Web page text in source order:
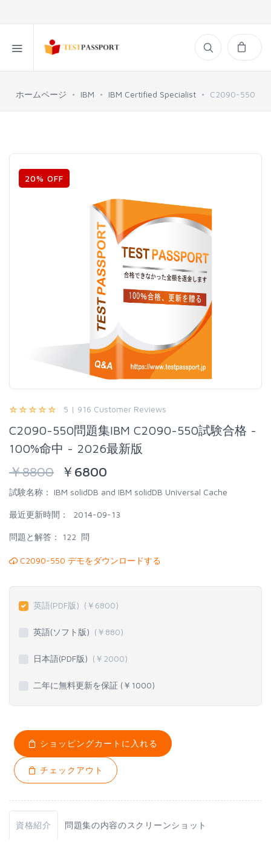
ホームページ IBM IBM Certified Specialist C2090-550
20% OFF
5 | 916 Customer Reviews
C2090-550問題集IBM C2090-550試験合格 -
100%命中 - 2026最新版
￥8800 ￥ 6800
試験名称： IBM solidDB and IBM solidDB Universal Cache
最近更新時間： 2014-09-13
問題と解答： 122 問
C2090-550 デモをダウンロードする
英語(PDF版) (￥ 6800)
英語(ソフト版) (￥ 880)
日本語(PDF版) (￥ 2000)
二年に無料更新を保証 (￥ 1000)
ショッピングカートに入れる
チェックアウト
資格紹介 問題集の内容のスクリーンショット